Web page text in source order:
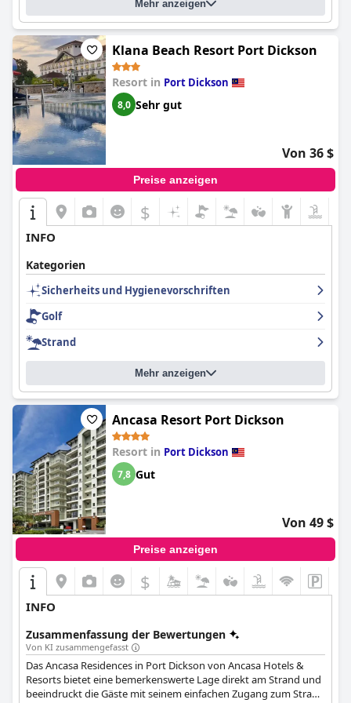
ruhige Lage, die die Gäste nie vergessen werden.
Mehr anzeigen
Klana Beach Resort Port Dickson
Resort in Port Dickson
8,0 Sehr gut
Von 36 $
Preise anzeigen
$
INFO
Kategorien
Sicherheits und Hygienevorschriften
Golf
Strand
Mehr anzeigen
Ancasa Resort Port Dickson
Resort in Port Dickson
7,8 Gut
Von 49 $
Preise anzeigen
$
INFO
Zusammenfassung der Bewertungen
Von KI zusammengefasst
Das Ancasa Residences in Port Dickson von Ancasa Hotels &
Resorts bietet eine bemerkenswerte Lage direkt am Strand und
beeindruckt die Gäste mit seinem einfachen Zugang zum Strand